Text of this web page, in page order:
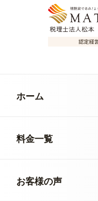
ホーム
料金一覧
お客様の声